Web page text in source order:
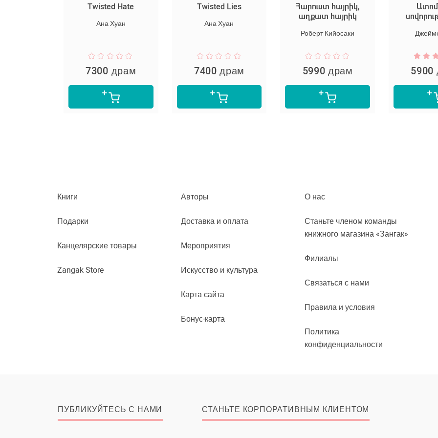
Twisted Hate
Ана Хуан
7300 драм
Twisted Lies
Ана Хуан
7400 драм
Հարուստ հայրիկ,
աղքատ հայրիկ
Роберт Кийосаки
5990 драм 5900
Книги
Подарки
Канцелярские товары
Zangak Store
Авторы
Доставка и оплата
Мероприятия
Искусство и культура
Карта сайта
Бонус-карта
О нас
Станьте членом команды
книжного магазина «Зангак»
Филиалы
Связаться с нами
Правила и условия
Политика
конфиденциальности
ПУБЛИКУЙТЕСЬ С НАМИ СТАНЬТЕ КОРПОРАТИВНЫМ КЛИЕНТОМ